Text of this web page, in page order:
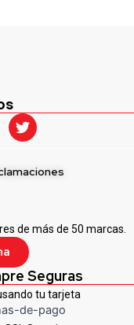
de más de 50 marcas.
Seguras
tu tarjeta
T
w
t